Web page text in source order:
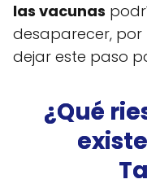
las vacunas
desaparecer, por
dejar este paso
¿Qué